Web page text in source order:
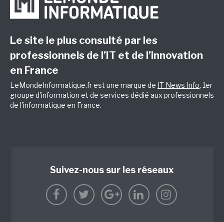
Le site le plus consulté par les
professionnels de l’IT et de l’innovation
en France
LeMondeInformatique.fr est une marque de IT News Info, 1er
groupe d'information et de services dédié aux professionnels
de l'informatique en France.
Suivez-nous sur les réseaux